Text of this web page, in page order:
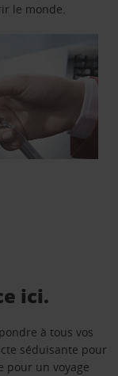
le monde.
ici.
à tous vos
séduisante pour
pour un voyage